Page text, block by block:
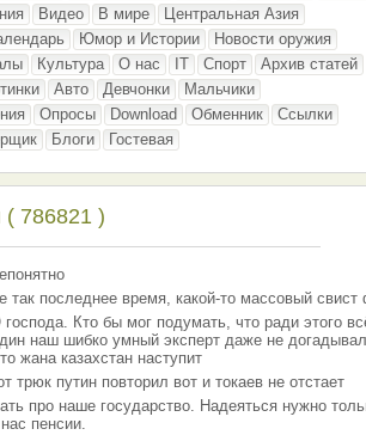
Видео В мире
Центральная Азия
Юмор и Истории
Новости оружия
Культура О нас IT Спорт
Архив статей
Авто Девчонки
Мальчики
Опросы Download Обменник
Ссылки
Блоги Гостевая
786821 )
так последнее время, какой-то массовый свист
Кто бы мог подумать, что ради этого
наш шибко умный эксперт даже не
жана казахстан наступит
трюк путин повторил вот и токаев не отстает
про наше государство. Надеяться нужно
пенсии.